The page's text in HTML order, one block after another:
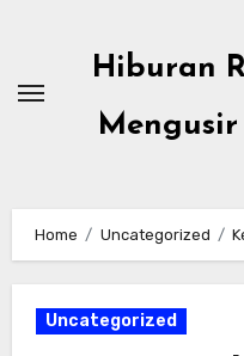
content
Hiburan
Mengusir
Home Uncategorized
Uncategorized